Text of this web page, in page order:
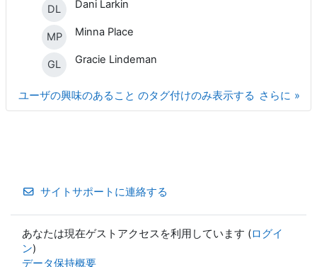
DL Dani Larkin
MP Minna Place
GL Gracie Lindeman
さらに
ユーザの興味のあること のタグ付けのみ表示する
サイトサポートに連絡する
あなたは現在ゲストアクセスを利用しています (ログイ
ン)
データ保持概要